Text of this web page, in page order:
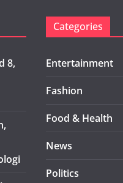
8,
Categories
Entertainment
Fashion
Food & Health
News
Politics